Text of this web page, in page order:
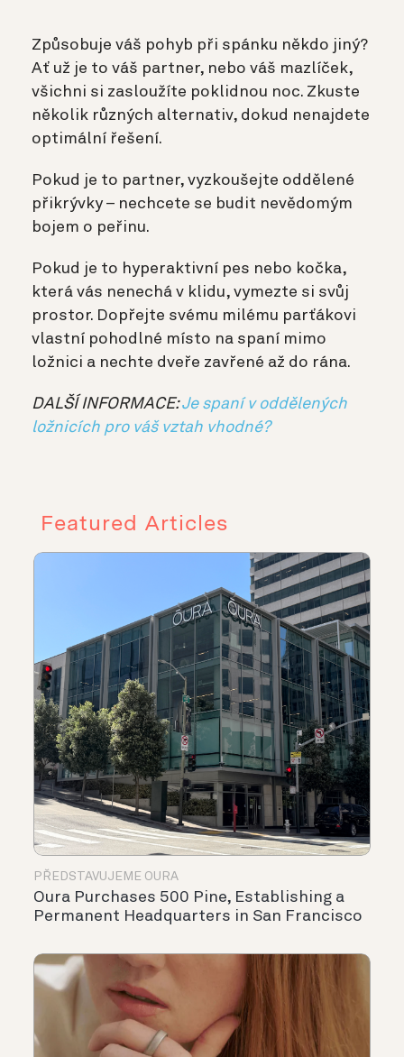
Způsobuje váš pohyb při spánku někdo jiný?
Ať už je to váš partner, nebo váš mazlíček,
všichni si zasloužíte poklidnou noc. Zkuste
několik různých alternativ, dokud nenajdete
optimální řešení.
Pokud je to partner, vyzkoušejte oddělené
přikrývky – nechcete se budit nevědomým
bojem o peřinu.
Pokud je to hyperaktivní pes nebo kočka,
která vás nenechá v klidu, vymezte si svůj
prostor. Dopřejte svému milému parťákovi
vlastní pohodlné místo na spaní mimo
ložnici a nechte dveře zavřené až do rána.
DALŠÍ INFORMACE:Je spaní v oddělených
ložnicích pro váš vztah vhodné?
Featured Articles
PŘEDSTAVUJEME OURA
Oura Purchases 500 Pine, Establishing a
Permanent Headquarters in San Francisco